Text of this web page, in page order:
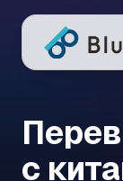
с